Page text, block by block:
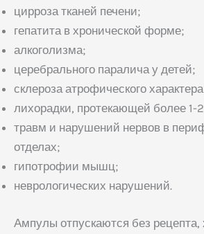
цирроза тканей печени;
гепатита в хронической форме;
алкоголизма;
церебрального паралича у детей;
склероза атрофического
лихорадки, протекающей более 1-
травм и нарушений нервов в
отделах;
гипотрофии мышц;
неврологических нарушений.
Ампулы отпускаются без рецепта,